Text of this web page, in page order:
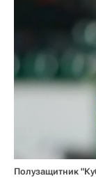
Полузащитник